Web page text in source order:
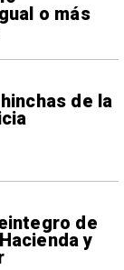
o más
de la
de
y